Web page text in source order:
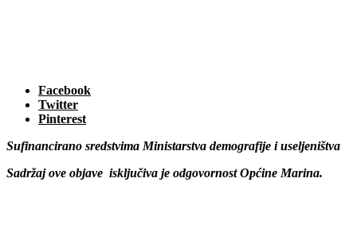
Facebook
Twitter
Pinterest
Sufinancirano sredstvima Ministarstva demografije i useljeništva
Sadržaj ove objave isključiva je odgovornost Općine Marina.